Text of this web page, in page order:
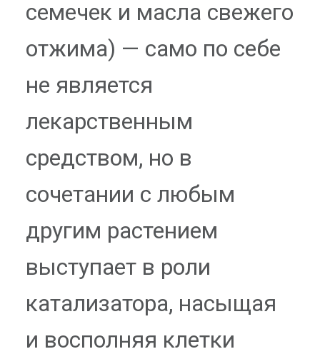
семечек и масла свежего
отжима) — само по себе
не является
лекарственным
средством, но в
сочетании с любым
другим растением
выступает в роли
катализатора, насыщая
и восполняя клетки